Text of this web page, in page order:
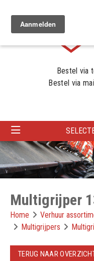
Bestel via
Bestel via
Multigrijper
Home Verhuur
Multigrijpers
TERUG NAAR